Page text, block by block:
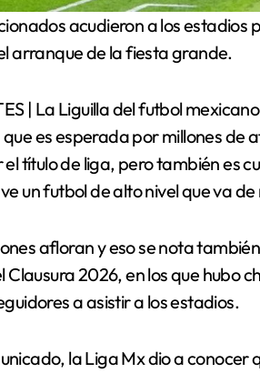
acudieron a los
arranque de la fiesta grande.
| La Liguilla del futbol
es esperada por millones de
título de liga, pero también es
un futbol de alto nivel que va de
afloran y eso se nota
Clausura 2026, en los que hubo
a asistir a los estadios.
la Liga Mx dio a